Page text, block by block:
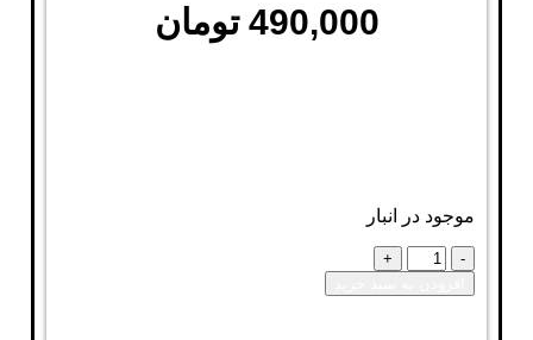
490,000 تومان
موجود در انبار